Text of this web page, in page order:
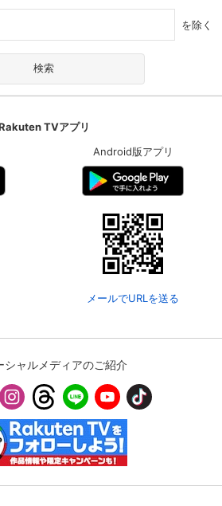
を除く
TVアプリ
Android版アプリ
メールでURLを送る
シャルメディアのご紹介